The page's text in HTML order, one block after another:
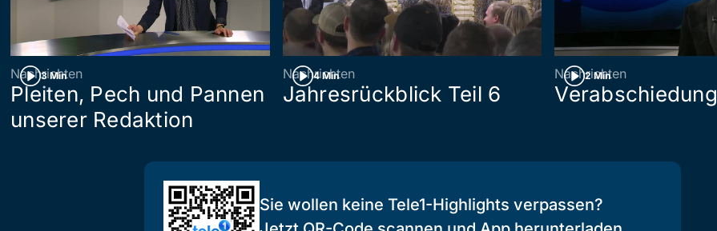
3 Min
Nachrichten
Pleiten, Pech und Pannen
unserer Redaktion
4 Min
Nachrichten
Jahresrückblick Teil 6
2 Min
Nachrichten
Verabschiedung
Sie wollen keine Tele1-Highlights verpassen?